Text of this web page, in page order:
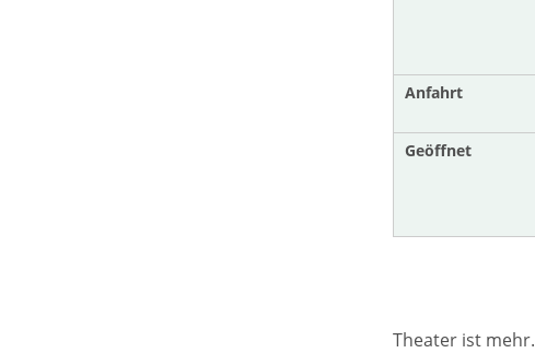
Anfahrt
Geöffnet
Theater ist